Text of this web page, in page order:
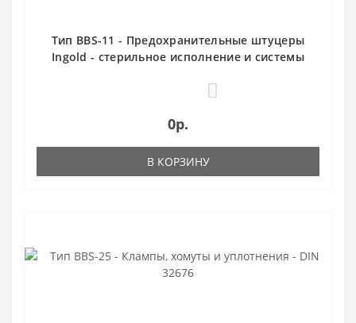
Тип BBS-11 - Предохранительные штуцеры
Ingold - стерильное исполнение и системы
0р.
В КОРЗИНУ